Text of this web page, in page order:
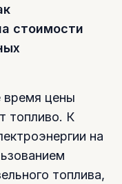
стоимости
время цены
топливо. К
на
топлива,